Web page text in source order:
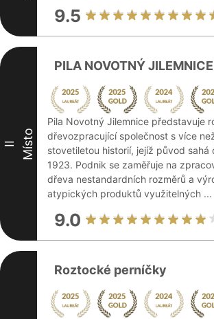
9.5
II Místo
PILA NOVOTNÝ JILEMNICE
Pila Novotný Jilemnice představuje
dřevozpracující společnost s více
stovetiletou historií, jejíž původ sahá
1923. Podnik se zaměřuje na
dřeva nestandardních rozměrů a
atypických produktů využitelných ...
9.0
Roztocké perníčky